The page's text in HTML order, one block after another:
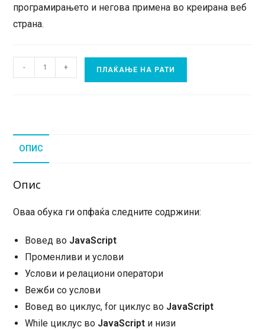
програмирањето и негова примена во креирана веб
страна.
Обука
на
рати
- + ПЛАЌАЊЕ НА РАТИ
ОПИС
Опис
Оваа обука ги опфаќа следните содржини:
Вовед во JavaScript
Променливи и услови
Услови и релациони оператори
Вежби со услови
Вовед во циклус, for циклус во JavaScript
While циклус во JavaScript и низи